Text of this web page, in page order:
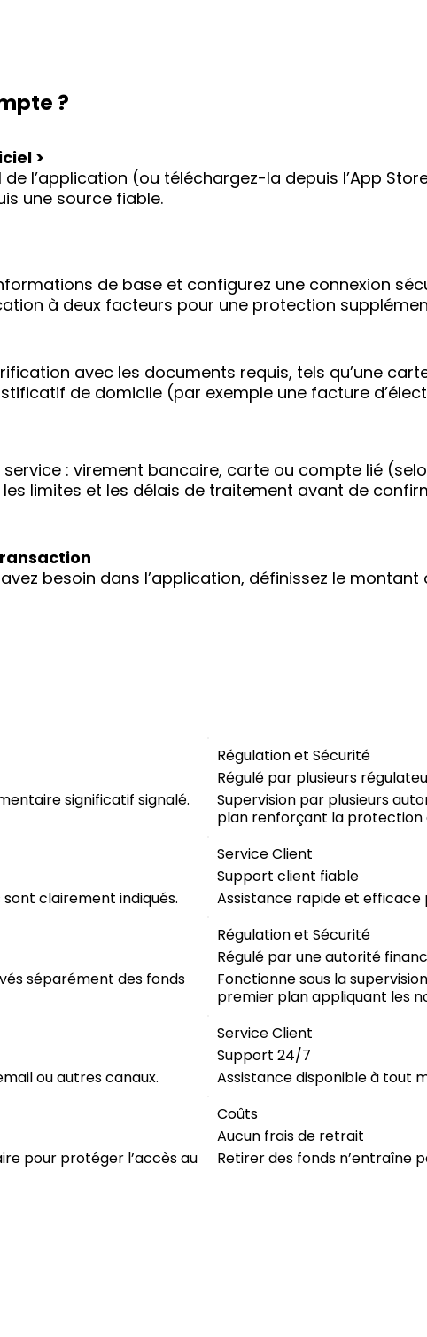
?
>
l’application (ou téléchargez-la depuis l’App
une source fiable.
de base et configurez une connexion
à deux facteurs pour une protection
avec les documents requis, tels qu’une
de domicile (par exemple une facture
: virement bancaire, carte ou compte lié
les limites et les délais de traitement avant de
besoin dans l’application, définissez le montant
significatif signalé.
Régulation et Sécurité
Régulé par plusieurs
Supervision par plusieurs
plan renforçant la protection
clairement indiqués.
Service Client
Support client fiable
Assistance rapide et efficace
séparément des fonds
Régulation et Sécurité
Régulé par une autorité
Fonctionne sous la
premier plan appliquant les
ou autres canaux.
Service Client
Support 24/7
Assistance disponible à tout
pour protéger l’accès au
Coûts
Aucun frais de retrait
Retirer des fonds n’entraîne